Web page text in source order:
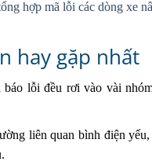
hợp mã lỗi các dòng xe
hay gặp nhất
lỗi đều rơi vào vài
liên quan bình điện